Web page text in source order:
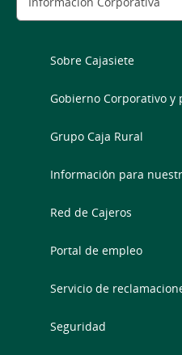
Sobre Cajasiete
Gobierno Corporativo
Grupo Caja Rural
Información para
Red de Cajeros
Portal de empleo
Servicio de
Seguridad